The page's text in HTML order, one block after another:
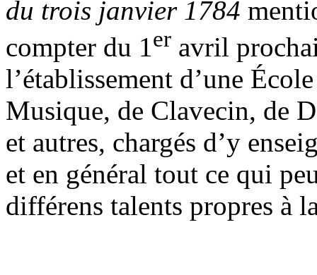
du trois janvier 1784
compter du 1er avril
l’établissement d’une
Musique, de Clavecin, de
et autres, chargés d’y
et en général tout ce qui
différens talents propres à